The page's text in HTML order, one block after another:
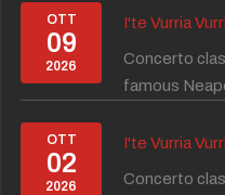
OTT
09
2026
I'te Vurria
Concerto
famous
OTT
02
2026
I'te Vurria
Concerto